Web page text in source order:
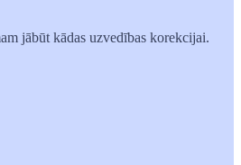
jābūt kādas uzvedības korekcijai.